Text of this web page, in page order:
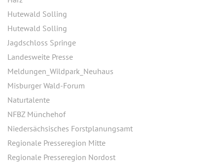
Hutewald Solling
Hutewald Solling
Jagdschloss Springe
Landesweite Presse
Meldungen_Wildpark_Neuhaus
Misburger Wald-Forum
Naturtalente
NFBZ Münchehof
Niedersächsisches Forstplanungsamt
Regionale Presseregion Mitte
Regionale Presseregion Nordost